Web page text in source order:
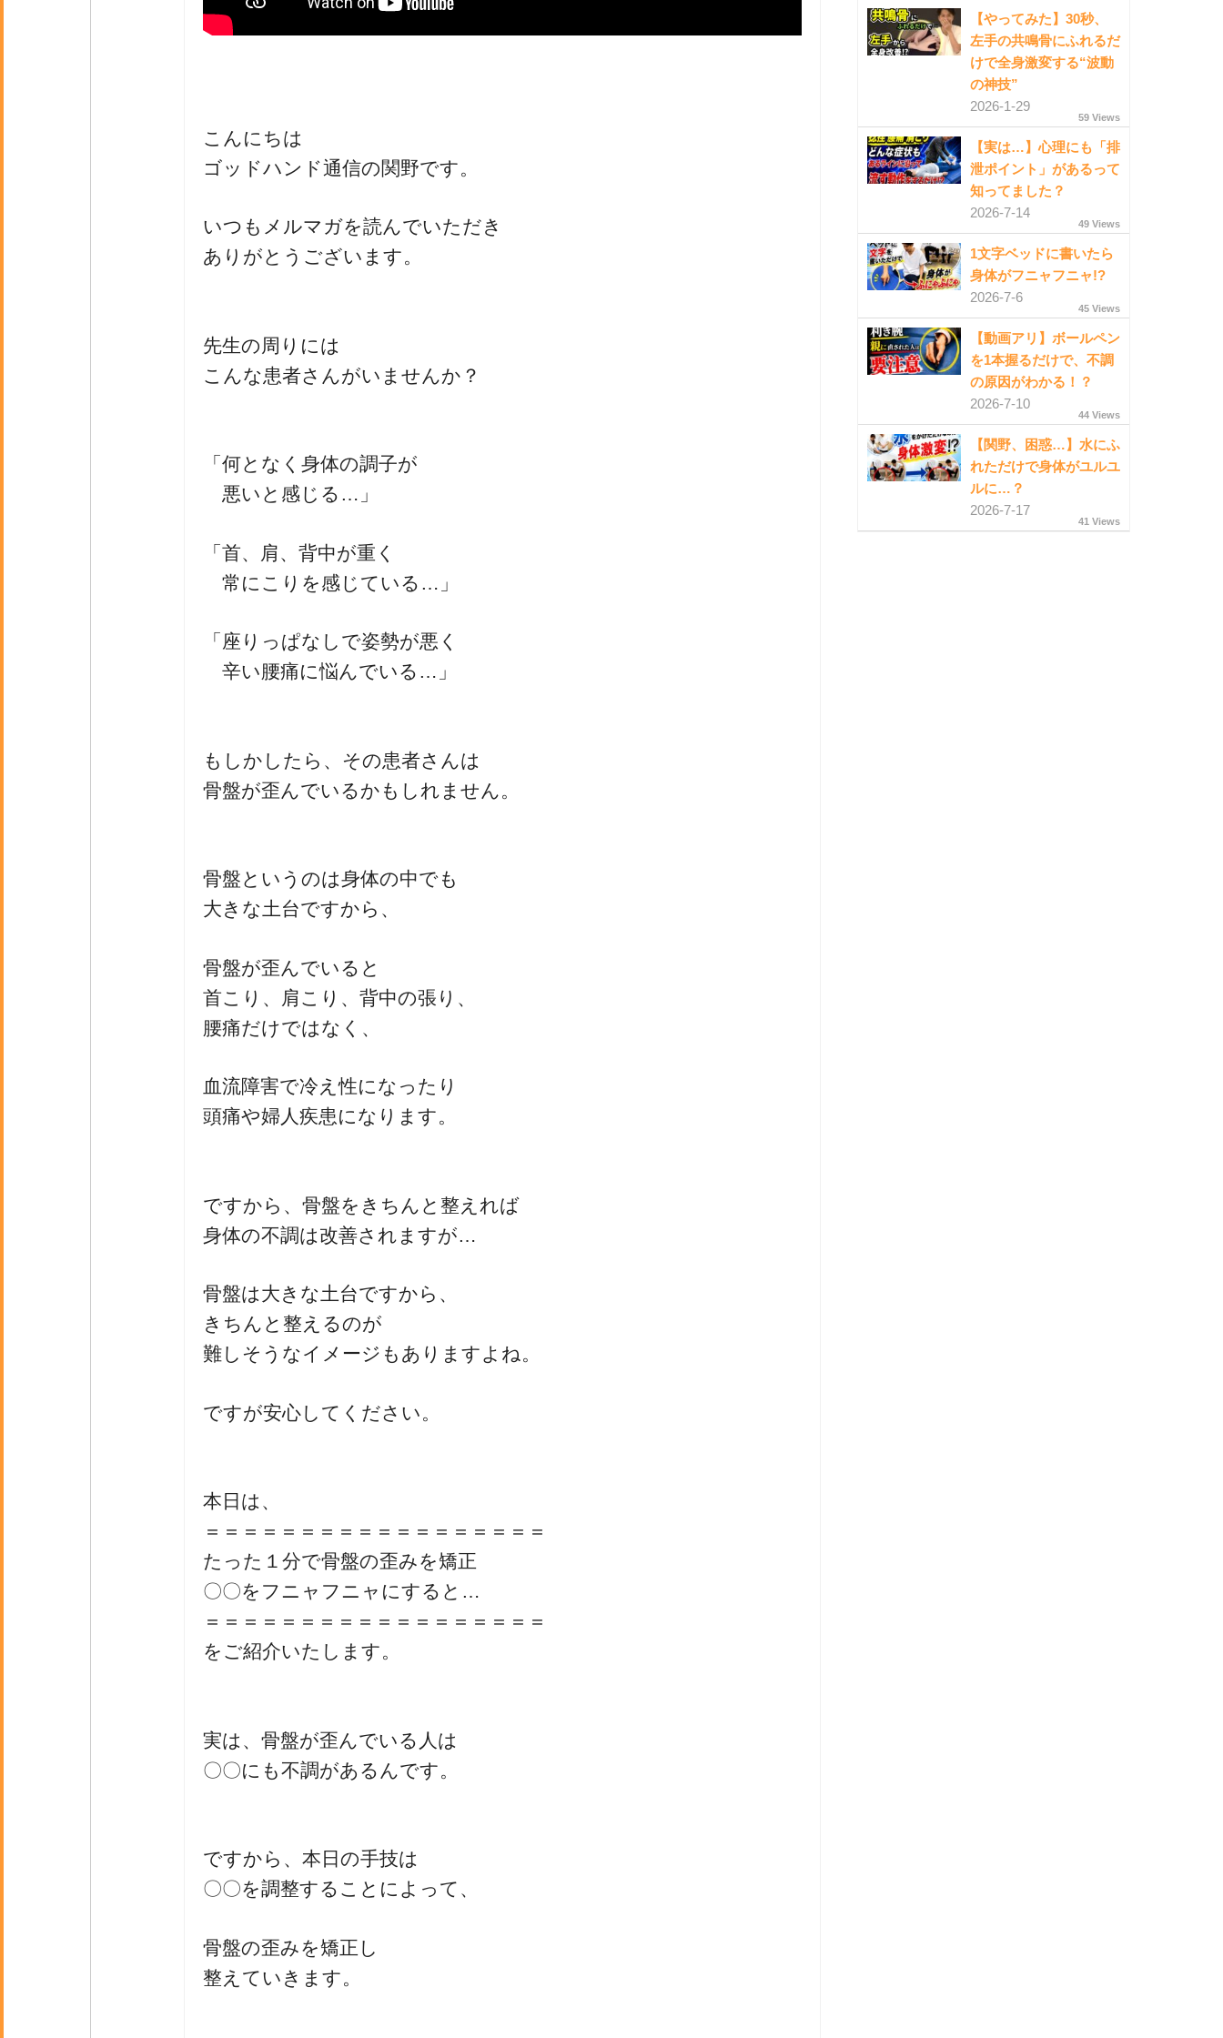
無料映像＆ご案内ページ
首・肩テクニック
こんにちは
ゴッドハンド通信の関野です。
いつもメルマガを読んでいただき
ありがとうございます。
先生の周りには
こんな患者さんがいませんか？
「何となく身体の調子が
悪いと感じる…」
「首、肩、背中が重く
常にこりを感じている…」
「座りっぱなしで姿勢が悪く
辛い腰痛に悩んでいる…」
もしかしたら、その患者さんは
骨盤が歪んでいるかもしれません。
骨盤というのは身体の中でも
大きな土台ですから、
骨盤が歪んでいると
首こり、肩こり、背中の張り、
腰痛だけではなく、
血流障害で冷え性になったり
頭痛や婦人疾患になります。
ですから、骨盤をきちんと整えれば
身体の不調は改善されますが…
骨盤は大きな土台ですから、
きちんと整えるのが
難しそうなイメージもありますよね。
ですが安心してください。
本日は、
＝＝＝＝＝＝＝＝＝＝＝＝＝＝＝＝＝＝
たった１分で骨盤の歪みを矯正
〇〇をフニャフニャにすると…
＝＝＝＝＝＝＝＝＝＝＝＝＝＝＝＝＝＝
をご紹介いたします。
実は、骨盤が歪んでいる人は
〇〇にも不調があるんです。
ですから、本日の手技は
〇〇を調整することによって、
骨盤の歪みを矯正し
整えていきます。
【やってみた】30秒、
左手の共鳴骨にふれるだ
けで全身激変する“波動
の神技”
2026-1-29
59 Views
【実は…】心理にも「排
泄ポイント」があるって
知ってました？
2026-7-14
49 Views
1文字ベッドに書いたら
身体がフニャフニャ!?
2026-7-6
45 Views
【動画アリ】ボールペン
を1本握るだけで、不調
の原因がわかる！？
2026-7-10
44 Views
【関野、困惑…】水にふ
れただけで身体がユルユ
ルに…？
2026-7-17
41 Views